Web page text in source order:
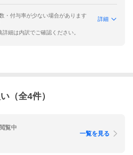
・付与率が少ない場合があります
詳細
細は内訳でご確認ください。
（全4件）
閲覧中
一覧を見る